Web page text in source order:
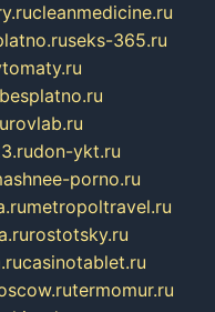
cleanmedicine.ru
seks-365.ru
don-ykt.ru
porno.ru
metropoltravel.ru
rostotsky.ru
casinotablet.ru
termomur.ru